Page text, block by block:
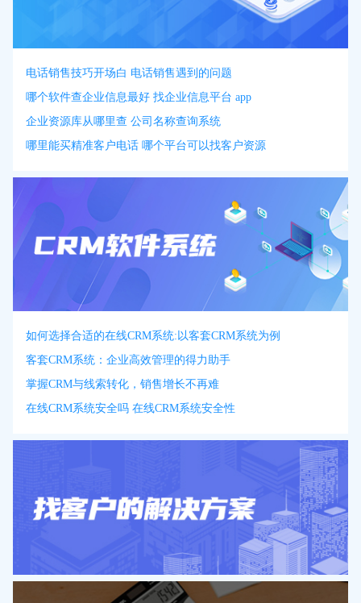
电话销售技巧开场白 电话销售遇到的问题
哪个软件查企业信息最好 找企业信息平台 app
企业资源库从哪里查 公司名称查询系统
哪里能买精准客户电话 哪个平台可以找客户资源
如何选择合适的在线CRM系统:以客套CRM系统为例
客套CRM系统：企业高效管理的得力助手
掌握CRM与线索转化，销售增长不再难
在线CRM系统安全吗 在线CRM系统安全性